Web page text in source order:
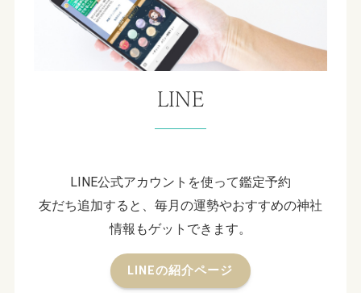
LINE
LINE公式アカウントを使って鑑定予約
友だち追加すると、毎月の運勢やおすすめの神社
情報もゲットできます。
LINEの紹介ページ